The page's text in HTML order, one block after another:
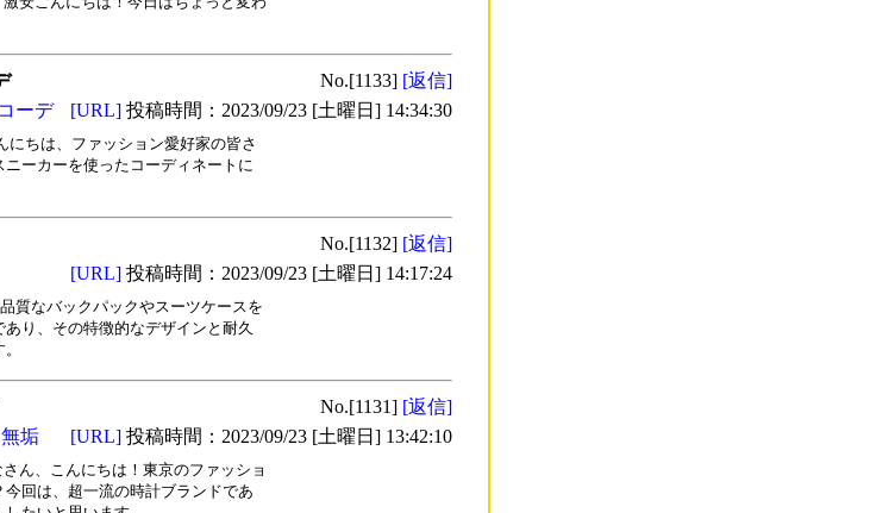
No.[1133] [返信]
ーデ [URL] 投稿時間：2023/09/23 [土曜日] 14:34:30
ちは、ファッション愛好家の皆さ
ーカーを使ったコーディネートに
No.[1132] [返信]
[URL] 投稿時間：2023/09/23 [土曜日] 14:17:24
質なバックパックやスーツケースを
り、その特徴的なデザインと耐久
No.[1131] [返信]
垢 [URL] 投稿時間：2023/09/23 [土曜日] 13:42:10
ん、こんにちは！東京のファッショ
回は、超一流の時計ブランドであ